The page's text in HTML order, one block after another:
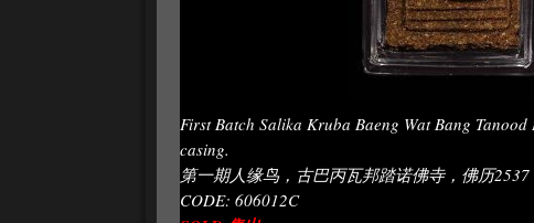
First Batch Salika Kruba Baeng Wat Bang
casing.
第一期人缘鸟，古巴丙瓦邦踏诺佛寺，佛历
CODE: 606012C